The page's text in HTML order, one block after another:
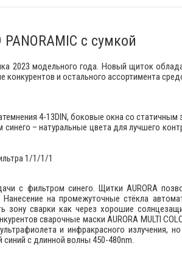
с сумкой
2023 модельного года. Новый щиток
и остального ассортимента
4-13DIN, боковые окна со статичным
– натуральные цвета для лучшего
1/1/1/1
с фильтром синего. Щитки AURORA
на промежуточные стёкла
зону сварки как через хорошие
сварочные маски AURORA MULTI
и инфракрасного излучения,
синий с длинной волны 450-480nm.